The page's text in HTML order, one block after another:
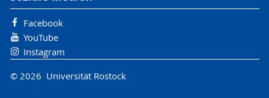
Facebook
YouTube
Instagram
© 2026 Universität Rostock